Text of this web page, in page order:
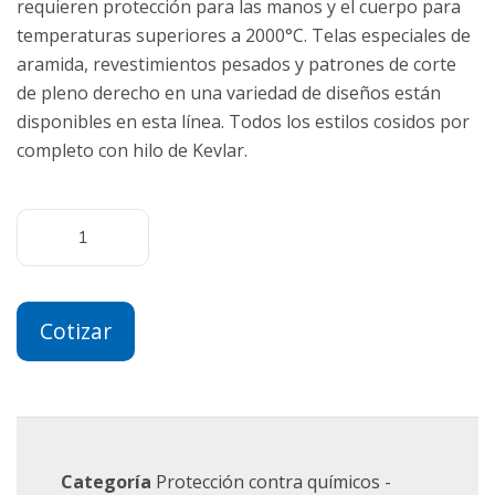
requieren protección para las manos y el cuerpo para
temperaturas superiores a 2000°C. Telas especiales de
aramida, revestimientos pesados y patrones de corte
de pleno derecho en una variedad de diseños están
disponibles en esta línea. Todos los estilos cosidos por
completo con hilo de Kevlar.
Cotizar
Categoría Protección contra químicos -